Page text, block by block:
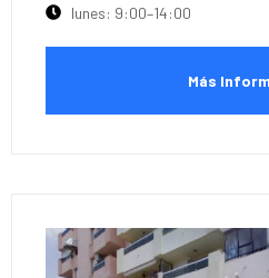
lunes: 9:00–14:00
Más